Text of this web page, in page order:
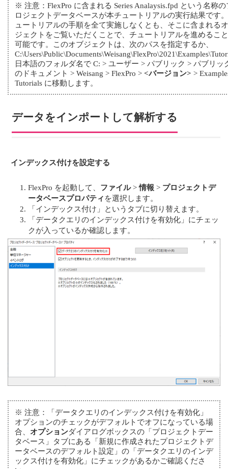
※ 注意：FlexPro に含まれる Series Analaysis.fpd という名称の
ロジェクトデータベースが本チュートリアルの実行結果です
ュートリアルの手順を全て実施しなくとも、そこに含まれる
ジェクトをご覧いただくことで、チュートリアルを進めるこ
可能です。このオブジェクトは、次のパスを指定するか、
日本語のフォルダ名で C: > ユーザー > パブリック > パブリッ
のドキュメント > Weisang > FlexPro > <バージョン> >
Tutorials に移動します。
データをインポートして解析する
インデックス付けを設定する
FlexPro を起動して、 ファイル>情報 > プロジェクトデ
ータベースプロパティ を選択します。
「インデックス付け」というタブに切り替えます。
「データクエリのインデックス付けを有効化」にチェッ
クが入っているか確認します。
※ 注意：「データクエリのインデックス付けを有効化」
オプションのチェックがデフォルトでオフになっている場
合、 オプションダイアログボックスの「プロジェクトデー
タベース」タブにある「新規に作成されたプロジェクトデ
ータベースのデフォルト設定」の「データクエリのインデ
ックス付けを有効化」にチェックがあるかご確認くださ